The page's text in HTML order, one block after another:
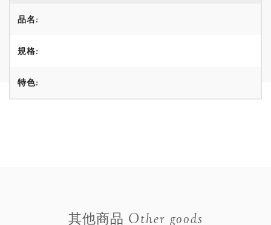
品名:
規格:
特色:
其他商品 Other goods